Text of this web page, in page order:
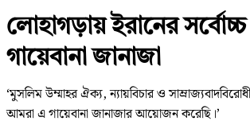
লোহাগড়ায় ইরানের
গায়েবানা জানাজা
‘মুসলিম উম্মাহর ঐক্য, ন্যায়বিচার ও
আমরা এ গায়েবানা জানাজার আয়োজন করেছি।’